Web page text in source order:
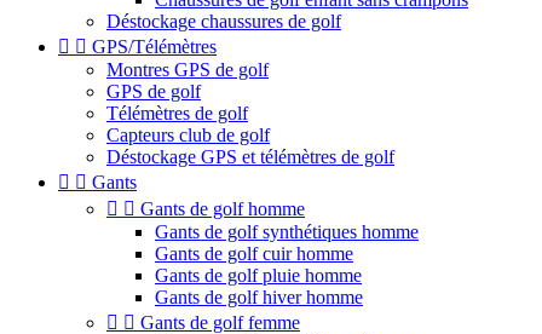
Déstockage chaussures de golf
  GPS/Télémètres
Montres GPS de golf
GPS de golf
Télémètres de golf
Capteurs club de golf
Déstockage GPS et télémètres de golf
  Gants
  Gants de golf homme
Gants de golf synthétiques homme
Gants de golf cuir homme
Gants de golf pluie homme
Gants de golf hiver homme
  Gants de golf femme